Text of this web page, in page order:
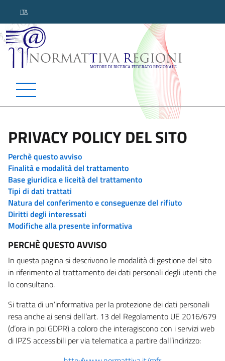
ITA
Normattiva Regioni -
PRIVACY POLICY DEL SITO
Perchè questo avviso
Finalità e modalità del trattamento
Base giuridica e liceità del trattamento
Tipi di dati trattati
Natura del conferimento e conseguenze del rifiuto
Diritti degli interessati
Modifiche alla presente informativa
PERCHÈ QUESTO AVVISO
In questa pagina si descrivono le modalità di gestione del sito
in riferimento al trattamento dei dati personali degli utenti che
lo consultano.
Si tratta di un’informativa per la protezione dei dati personali
resa anche ai sensi dell’art. 13 del Regolamento UE 2016/679
(d’ora in poi GDPR) a coloro che interagiscono con i servizi web
di IPZS accessibili per via telematica a partire dall’indirizzo: